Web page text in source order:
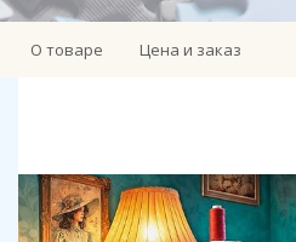
О товаре Цена и заказ